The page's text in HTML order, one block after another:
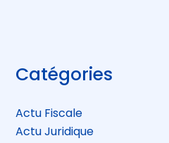
Blog
sidebar
Catégories
Actu Fiscale
Actu Juridique